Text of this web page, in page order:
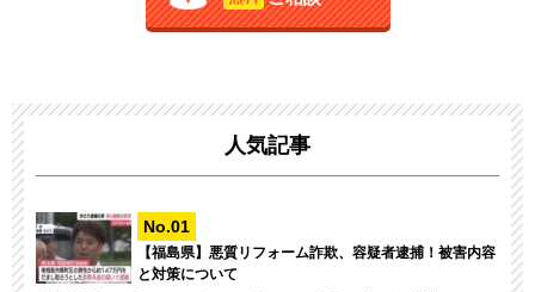
人気記事
【福島県】悪質リフォーム詐欺、容疑者逮捕！被害内容
と対策について